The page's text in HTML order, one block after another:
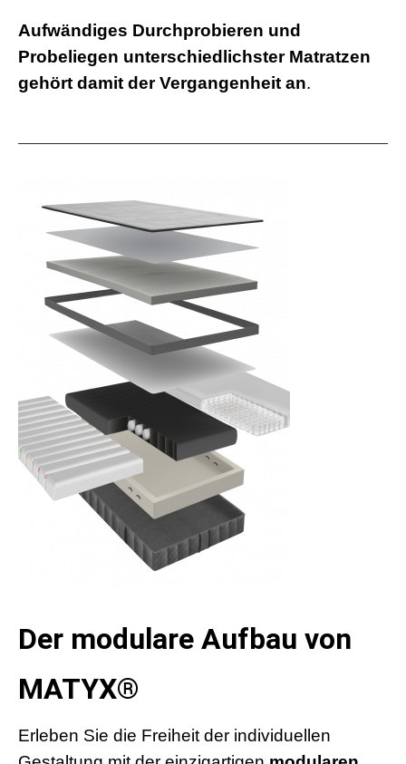
Aufwändiges Durchprobieren und
Probeliegen unterschiedlichster Matratzen
gehört damit der Vergangenheit an.
Der modulare Aufbau von
MATYX®
Erleben Sie die Freiheit der individuellen